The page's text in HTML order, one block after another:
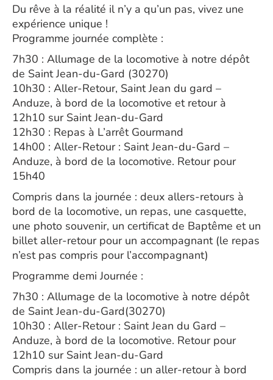
Du rêve à la réalité il n’y a qu’un pas, vivez une
expérience unique !
Programme journée complète :
7h30 : Allumage de la locomotive à notre dépôt
de Saint Jean-du-Gard (30270)
10h30 : Aller-Retour, Saint Jean du gard –
Anduze, à bord de la locomotive et retour à
12h10 sur Saint Jean-du-Gard
12h30 : Repas à L’arrêt Gourmand
14h00 : Aller-Retour : Saint Jean-du-Gard –
Anduze, à bord de la locomotive. Retour pour
15h40
Compris dans la journée : deux allers-retours à
bord de la locomotive, un repas, une casquette,
une photo souvenir, un certificat de Baptême et un
billet aller-retour pour un accompagnant (le repas
n’est pas compris pour l’accompagnant)
Programme demi Journée :
7h30 : Allumage de la locomotive à notre dépôt
de Saint Jean-du-Gard(30270)
10h30 : Aller-Retour : Saint Jean du Gard –
Anduze, à bord de la locomotive. Retour pour
12h10 sur Saint Jean-du-Gard
Compris dans la journée : un aller-retour à bord